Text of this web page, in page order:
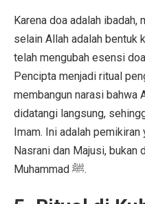
Karena doa adalah ibadah,
selain Allah adalah bentuk
telah mengubah esensi
Pencipta menjadi ritual
membangun narasi bahwa
didatangi langsung,
Imam. Ini adalah
Nasrani dan Majusi, bukan
Muhammad ﷺ.